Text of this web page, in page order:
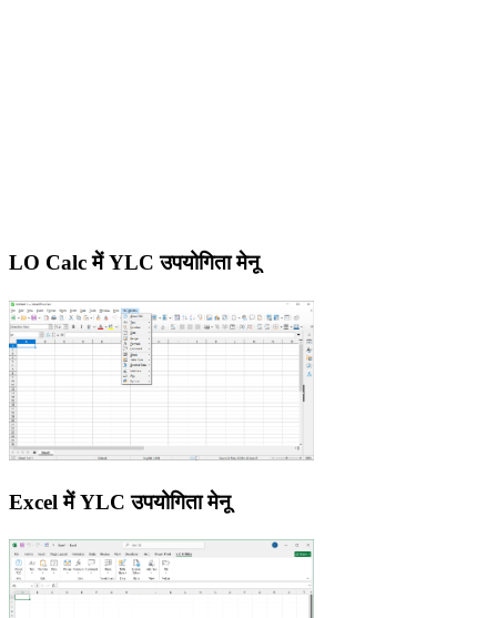
LO Calc में YLC उपयोगिता मेनू
Excel में YLC उपयोगिता मेनू